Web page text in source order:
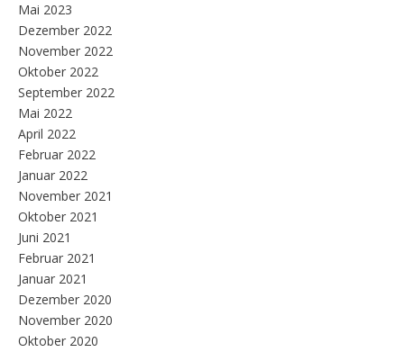
Mai 2023
Dezember 2022
November 2022
Oktober 2022
September 2022
Mai 2022
April 2022
Februar 2022
Januar 2022
November 2021
Oktober 2021
Juni 2021
Februar 2021
Januar 2021
Dezember 2020
November 2020
Oktober 2020